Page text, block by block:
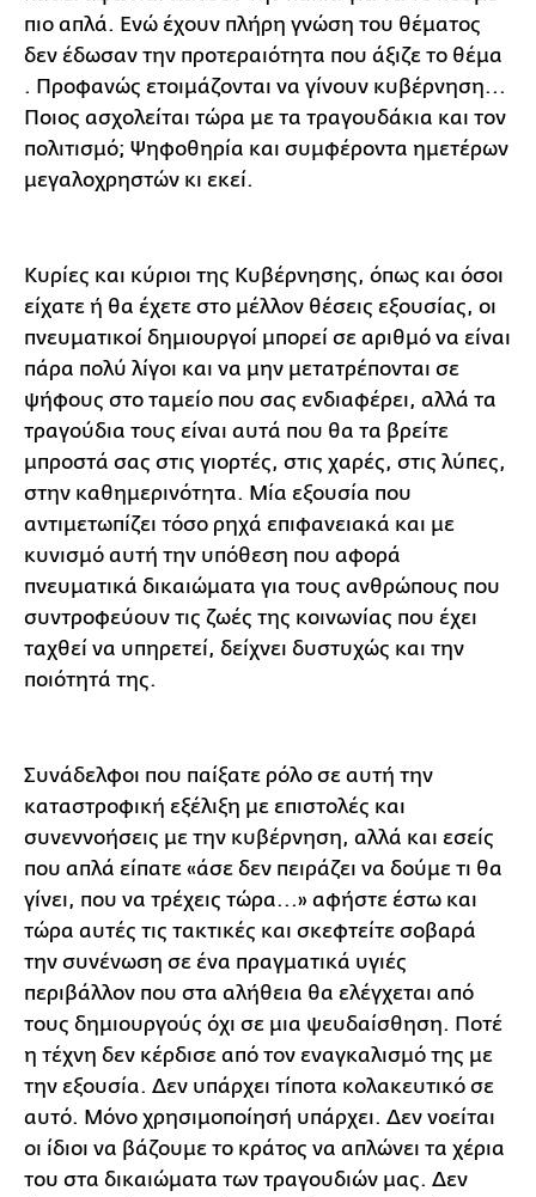
πιο απλά. Ενώ έχουν πλήρη γνώση του θέματος
δεν έδωσαν την προτεραιότητα που άξιζε το θέμα
. Προφανώς ετοιμάζονται να γίνουν κυβέρνηση...
Ποιος ασχολείται τώρα με τα τραγουδάκια και τον
πολιτισμό; Ψηφοθηρία και συμφέροντα ημετέρων
μεγαλοχρηστών κι εκεί.
Κυρίες και κύριοι της Κυβέρνησης, όπως και όσοι
είχατε ή θα έχετε στο μέλλον θέσεις εξουσίας, οι
πνευματικοί δημιουργοί μπορεί σε αριθμό να είναι
πάρα πολύ λίγοι και να μην μετατρέπονται σε
ψήφους στο ταμείο που σας ενδιαφέρει, αλλά τα
τραγούδια τους είναι αυτά που θα τα βρείτε
μπροστά σας στις γιορτές, στις χαρές, στις λύπες,
στην καθημερινότητα. Μία εξουσία που
αντιμετωπίζει τόσο ρηχά επιφανειακά και με
κυνισμό αυτή την υπόθεση που αφορά
πνευματικά δικαιώματα για τους ανθρώπους που
συντροφεύουν τις ζωές της κοινωνίας που έχει
ταχθεί να υπηρετεί, δείχνει δυστυχώς και την
ποιότητά της.
Συνάδελφοι που παίξατε ρόλο σε αυτή την
καταστροφική εξέλιξη με επιστολές και
συνεννοήσεις με την κυβέρνηση, αλλά και εσείς
που απλά είπατε «άσε δεν πειράζει να δούμε τι θα
γίνει, που να τρέχεις τώρα...» αφήστε έστω και
τώρα αυτές τις τακτικές και σκεφτείτε σοβαρά
την συνένωση σε ένα πραγματικά υγιές
περιβάλλον που στα αλήθεια θα ελέγχεται από
τους δημιουργούς όχι σε μια ψευδαίσθηση. Ποτέ
η τέχνη δεν κέρδισε από τον εναγκαλισμό της με
την εξουσία. Δεν υπάρχει τίποτα κολακευτικό σε
αυτό. Μόνο χρησιμοποίησή υπάρχει. Δεν νοείται
οι ίδιοι να βάζουμε το κράτος να απλώνει τα χέρια
του στα δικαιώματα των τραγουδιών μας. Δεν